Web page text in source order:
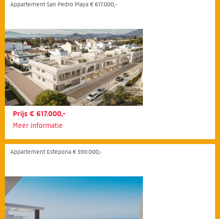
Appartement San Pedro Playa € 617.000,-
Prijs € 617.000,-
Meer informatie
Appartement Estepona € 590.000,-